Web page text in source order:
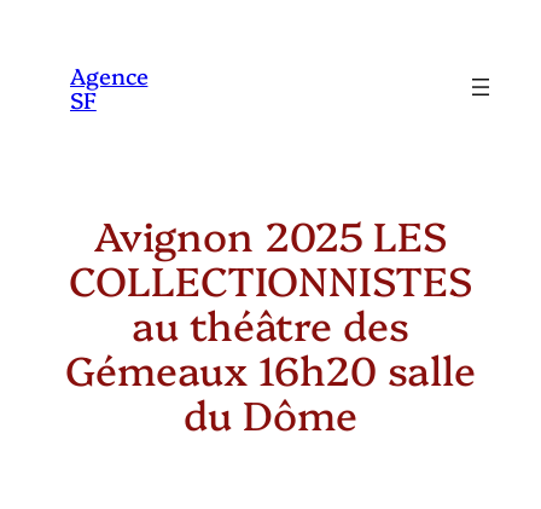
contenu
Agence
SF
Avignon 2025 LES
COLLECTIONNISTES
au théâtre des
Gémeaux 16h20 salle
du Dôme